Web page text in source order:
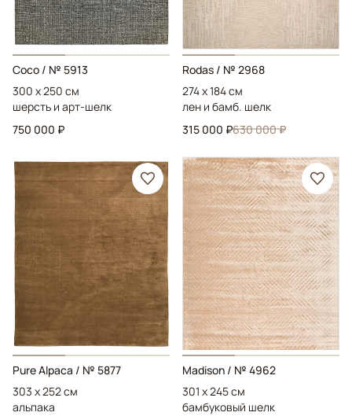
Coco / № 5913
300 x 250 см
шерсть и арт-шелк
750 000 ₽
Rodas / № 2968
274 x 184 см
лен и бамб. шелк
315 000 ₽630 000 ₽
Pure Alpaca / № 5877
303 x 252 см
альпака
Madison / № 4962
301 x 245 см
бамбуковый шелк